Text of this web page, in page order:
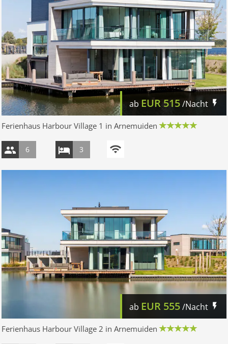
ab EUR515/Nacht
Ferienhaus Harbour Village 1 in Arnemuiden
6 3
ab EUR 555/Nacht
Ferienhaus Harbour Village 2 in Arnemuiden